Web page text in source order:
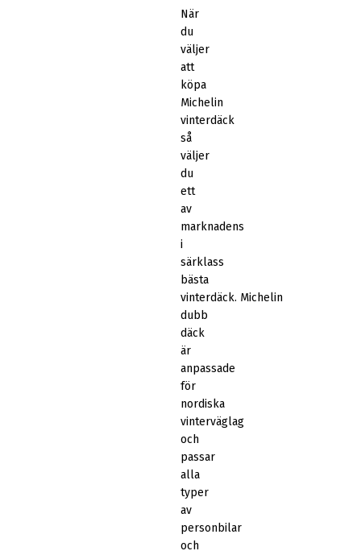
När
du
väljer
att
köpa
Michelin
vinterdäck
så
väljer
du
ett
av
marknadens
i
särklass
bästa
vinterdäck. Michelin
dubb
däck
är
anpassade
för
nordiska
vinterväglag
och
passar
alla
typer
av
personbilar
och